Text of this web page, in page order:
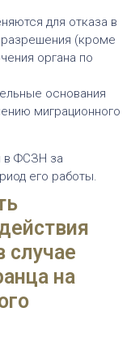
для отказа в
(кроме
органа по
основания
миграционного
в ФСЗН за
его работы.
случае
на